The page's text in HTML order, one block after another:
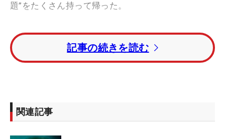
題”をたくさん持って帰った。
昨年11月、松山英樹や片山晋呉、谷原秀人らのキャ
ディを務めてきた進藤大典が主宰する「進藤大典ジ
ュニアトーナメント」の高校生の部で優勝した川口
だ。
記事の続きを読む
関連記事